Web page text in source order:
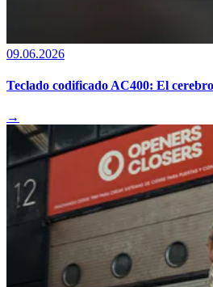
09.06.2026
Teclado codificado AC400: El
→